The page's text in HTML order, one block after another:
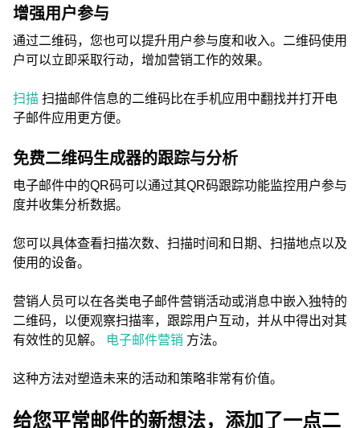
增强用户参与
通过二维码，您也可以提升用户参与度和收入。二维码使用
户可以立即采取行动，增加营销工作的效果。
扫描 扫描邮件信息的二维码比在手机应用中翻找并打开电
子邮件应用更方便。
免费二维码生成器的跟踪与分析
电子邮件中的QR码可以通过其QR码跟踪功能监控用户参与
度并收集分析数据。
您可以具体查看扫描次数、扫描时间和日期、扫描地点以及
使用的设备。
营销人员可以在各类电子邮件营销活动或消息中嵌入独特的
二维码，以便观察扫描率，跟踪用户互动，并从中得出对其
有效性的见解。
电子邮件营销 方法。
这种方法对塑造未来的活动和策略非常有价值。
给您平常邮件的新想法，添加了一点二